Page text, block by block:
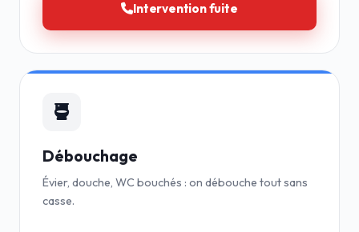
Intervention fuite
Débouchage
Évier, douche, WC bouchés : on débouche tout sans
casse.